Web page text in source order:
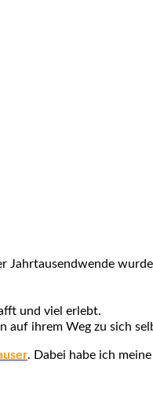
Jahrtausendwende
und viel erlebt.
auf ihrem Weg zu sich
. Dabei habe ich